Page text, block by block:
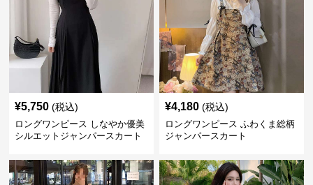
¥5,750 (税込)
ロングワンピース しなやか優美
シルエットジャンパースカート
¥4,180 (税込)
ロングワンピース ふわくま総柄
ジャンパースカート